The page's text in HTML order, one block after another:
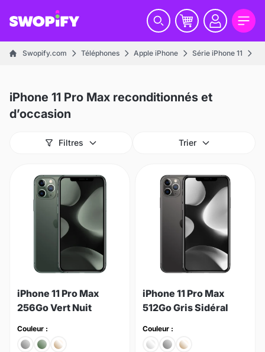
Swopify.com Téléphones Apple iPhone Série iPhone 11
iPhone 11 Pro Max reconditionnés et
d’occasion
Filtres Trier
iPhone 11 Pro Max
256Go Vert Nuit
Couleur :
iPhone 11 Pro Max
512Go Gris Sidéral
Couleur :